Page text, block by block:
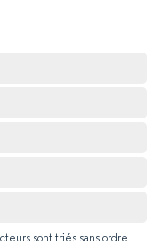
sont triés sans ordre